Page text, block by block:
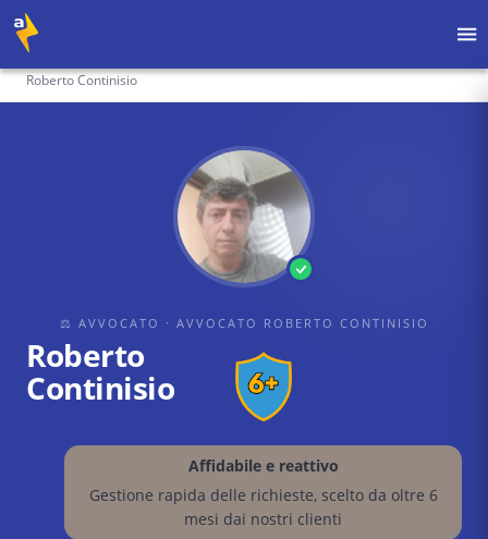
Roberto Continisio
⚖ AVVOCATO · AVVOCATO ROBERTO CONTINISIO
Roberto
Continisio
Affidabile e reattivo
Gestione rapida delle richieste, scelto da oltre 6
mesi dai nostri clienti